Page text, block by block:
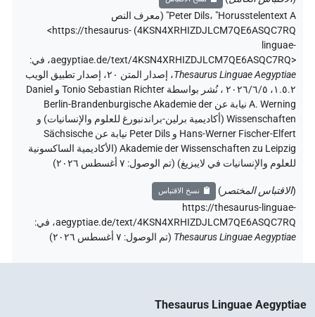
Peter Dils، "Horusstelentext A" (
معرف النص
4KSN4XRHIZDJLCM7QE6ASQC7RQ
)
<https://thesaurus-
linguae-
aegyptiae.de/text/4KSN4XRHIZDJLCM7QE6ASQC7RQ>، في:
Thesaurus Linguae Aegyptiae،
إصدار المتن ٢٠، إصدار تطبيق الويب
۱.٥.٢، ٢٠٢٦/٦/٥ ، نُشر بواسطة Tonio Sebastian Richter و Daniel
A. Werning نيابة عن Berlin-Brandenburgische Akademie der
Wissenschaften (أكاديمية برلين-براندنبورغ للعلوم والإنسانيات) و
Hans-Werner Fischer-Elfert و Peter Dils نيابة عن Sächsische
Akademie der Wissenschaften zu Leipzig (الأكاديمية الساكسونية
للعلوم والإنسانيات في لايبزيغ) (تم الوصول: ٧ أغسطس ٢٠٢٦ )
(الاقتباس المختصر ) نسخ الاقتباس
https://thesaurus-linguae-
aegyptiae.de/text/4KSN4XRHIZDJLCM7QE6ASQC7RQ، في:
Thesaurus Linguae Aegyptiae
(تم الوصول: ٧ أغسطس ٢٠٢٦ )
Thesaurus Linguae Aegyptiae